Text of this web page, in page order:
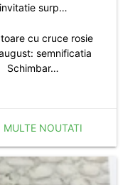
invitatie surp…
cu cruce rosie
semnificatia
Schimbar…
MULTE NOUTATI